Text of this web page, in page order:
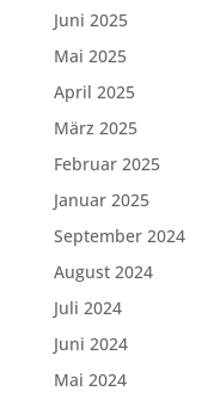
Juni 2025
Mai 2025
April 2025
März 2025
Februar 2025
Januar 2025
September 2024
August 2024
Juli 2024
Juni 2024
Mai 2024